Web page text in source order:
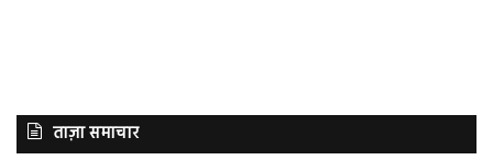
ताज़ा समाचार